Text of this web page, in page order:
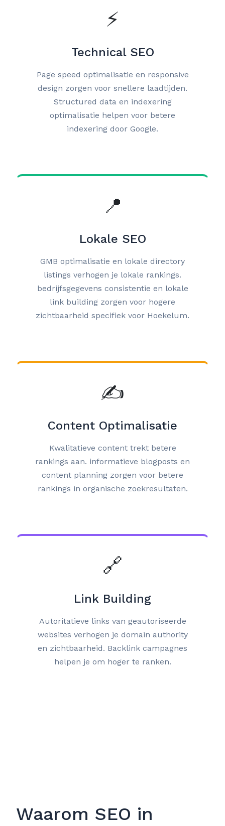
⚡
Technical SEO
Page speed optimalisatie en responsive
design zorgen voor snellere laadtijden.
Structured data en indexering
optimalisatie helpen voor betere
indexering door Google.
📍
Lokale SEO
GMB optimalisatie en lokale directory
listings verhogen je lokale rankings.
bedrijfsgegevens consistentie en lokale
link building zorgen voor hogere
zichtbaarheid specifiek voor Hoekelum.
✍️
Content Optimalisatie
Kwalitatieve content trekt betere
rankings aan. informatieve blogposts en
content planning zorgen voor betere
rankings in organische zoekresultaten.
🔗
Link Building
Autoritatieve links van geautoriseerde
websites verhogen je domain authority
en zichtbaarheid. Backlink campagnes
helpen je om hoger te ranken.
Waarom SEO in